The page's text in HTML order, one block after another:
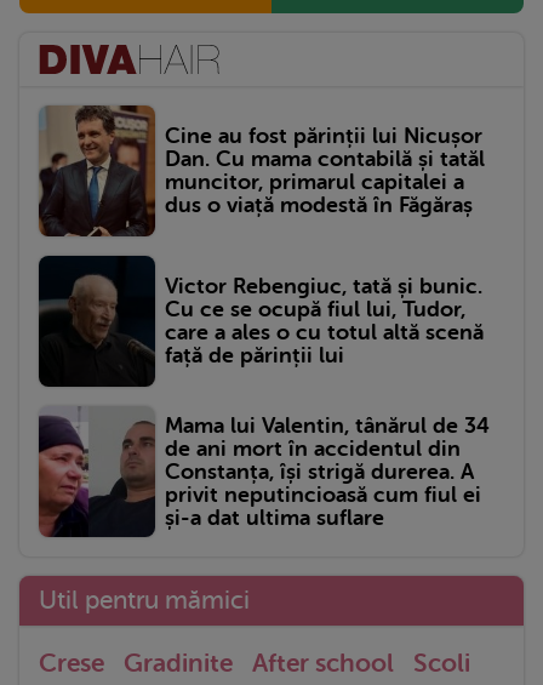
Cine au fost părinții lui Nicușor
Dan. Cu mama contabilă și tatăl
muncitor, primarul capitalei a
dus o viață modestă în Făgăraș
Victor Rebengiuc, tată și bunic.
Cu ce se ocupă fiul lui, Tudor,
care a ales o cu totul altă scenă
față de părinții lui
Mama lui Valentin, tânărul de 34
de ani mort în accidentul din
Constanța, își strigă durerea. A
privit neputincioasă cum fiul ei
și-a dat ultima suflare
Util pentru mămici
Crese Gradinite After school
Scoli